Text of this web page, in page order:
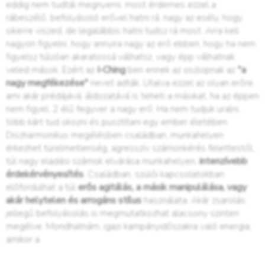
eddig nem tudtál megnyerni, most érdemes ezzel a
rábeszélő, befolyásoló erővel hatni rá, nagy az esély, hogy
sikerre viszed, de legalábbis hatni tudsz rá most. Arra kell
nagyon figyelni, hogy annyira nagy az erő ebben, hogy ha nem
figyelsz túlzóan akaratossá válhatsz, vagy épp válhatnak
veled mások. Ezért az I-Chingben ennek az oszlopnak az "a
nagy megfékezése" nevet adták. Utalva ezzel az olyan erőre,
ami akár prédájává, áldozatává is teheti a másikat, ha az éppen
nem figyel. 2 élű fegyver a nagy erő. Ha nem tudjuk uralni,
több kárt tud okozni és pusztítani egy ember életében.
Diszharmonikus megélésben családban, munkahelyen
érkezhet türelmetlenség, agresszív számonkérés felettestől,
túl nagy eladási számok elvárása munkahelyen, intenzívebb
érdekérvényesítés. Családban, szülői kapcsolatokban
előfordulhat a túlerős agitálás, a másik manipulálása, vagy
akár helytelen és arrogáns stílushasználata. Akár zsarolás
jellegű befolyásolás is megmutatkozhat alacsony szinten
megélve. Mondhatnám, igazi kampányidőszakra való energia,
amikor a